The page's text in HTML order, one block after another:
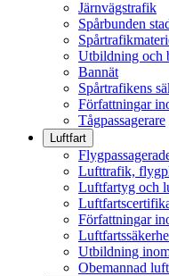
Järnvägstrafik
Spårbunden
Utbildning och
Bannät
Spårtrafikens
Författningar
Tågpassagerare
Luftfart
Lufttrafik,
Luftfartyg och
Författningar
Utbildning
Obemannad